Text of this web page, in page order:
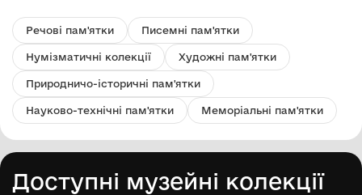
Речові пам'ятки Писемні пам'ятки
Нумізматичні колекції Художні пам'ятки
Природничо-історичні пам'ятки
Науково-технічні пам'ятки Меморіальні пам'ятки
Доступні музейні колекції